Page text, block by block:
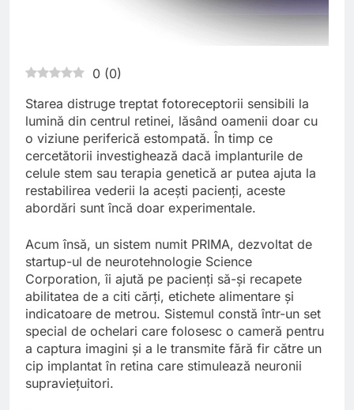
0 (0)
Starea distruge treptat fotoreceptorii sensibili la
lumină din centrul retinei, lăsând oamenii doar cu
o viziune periferică estompată. În timp ce
cercetătorii investighează dacă implanturile de
celule stem sau terapia genetică ar putea ajuta la
restabilirea vederii la acești pacienți, aceste
abordări sunt încă doar experimentale.
Acum însă, un sistem numit PRIMA, dezvoltat de
startup-ul de neurotehnologie Science
Corporation, îi ajută pe pacienți să-și recapete
abilitatea de a citi cărți, etichete alimentare și
indicatoare de metrou. Sistemul constă într-un set
special de ochelari care folosesc o cameră pentru
a captura imagini și a le transmite fără fir către un
cip implantat în retina care stimulează neuronii
supraviețuitori.